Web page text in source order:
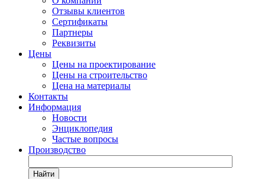
Отзывы клиентов
Сертификаты
Партнеры
Реквизиты
Цены
Цены на проектирование
Цены на строительство
Цена на материалы
Контакты
Информация
Новости
Энциклопедия
Частые вопросы
Производство
Найти